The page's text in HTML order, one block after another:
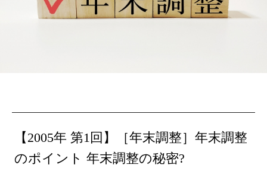
【2005年 第1回】［年末調整］年末調整
のポイント 年末調整の秘密?